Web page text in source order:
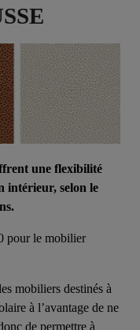
une flexibilité
intérieur, selon le
pour le mobilier
mobiliers destinés à
à l’avantage de ne
de permettre à